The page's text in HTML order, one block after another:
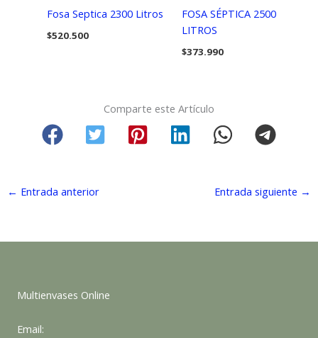
Fosa Septica 2300 Litros
$520.500
FOSA SÉPTICA 2500
LITROS
$373.990
Comparte este Artículo
← Entrada anterior Entrada siguiente →
Multienvases Online
Email: